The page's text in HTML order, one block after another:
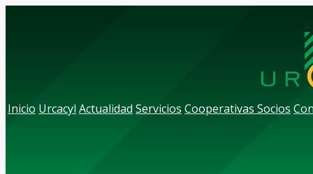
Inicio Urcacyl Actualidad Servicios Cooperativas Socios